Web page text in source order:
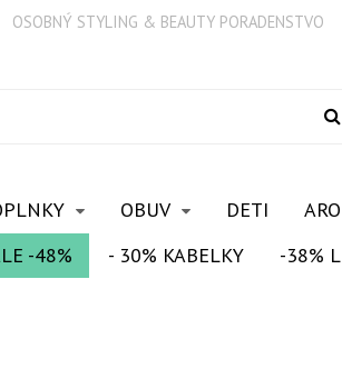
OSOBNÝ STYLING & BEAUTY PORADENSTVO
OBUV DETI
-48% - 30% KABELKY -38%